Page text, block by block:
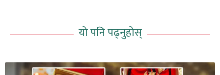
यो पनि पढ्नुहोस्